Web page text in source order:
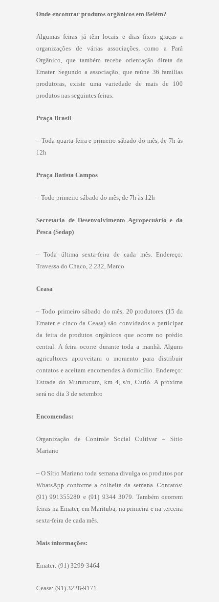
Onde encontrar produtos orgânicos em Belém?
Algumas feiras já têm locais e dias fixos graças a
organizações de várias associações, como a Pará
Orgânico, que também recebe orientação direta da
Emater. Segundo a associação, que reúne 36 famílias
produtoras, existe uma variedade de mais de 100
produtos nas seguintes feiras:
Praça Brasil
– Toda quarta-feira e primeiro sábado do mês, de 7h às
12h
Praça Batista Campos
– Todo primeiro sábado do mês, de 7h às 12h
Secretaria de Desenvolvimento Agropecuário e da
Pesca (Sedap)
– Toda última sexta-feira de cada mês. Endereço:
Travessa do Chaco, 2.232, Marco
Ceasa
– Todo primeiro sábado do mês, 20 produtores (15 da
Emater e cinco da Ceasa) são convidados a participar
da feira de produtos orgânicos que ocorre no prédio
central. A feira ocorre durante toda a manhã. Alguns
agricultores aproveitam o momento para distribuir
contatos e aceitam encomendas à domicílio. Endereço:
Estrada do Murutucum, km 4, s/n, Curió. A próxima
será no dia 3 de setembro
Encomendas:
Organização de Controle Social Cultivar – Sítio
Mariano
– O Sítio Mariano toda semana divulga os produtos por
WhatsApp conforme a colheita da semana. Contatos:
(91) 991355280 e (91) 9344 3079. Também ocorrem
feiras na Emater, em Marituba, na primeira e na terceira
sexta-feira de cada mês.
Mais informações:
Emater: (91) 3299-3464
Ceasa: (91) 3228-9171